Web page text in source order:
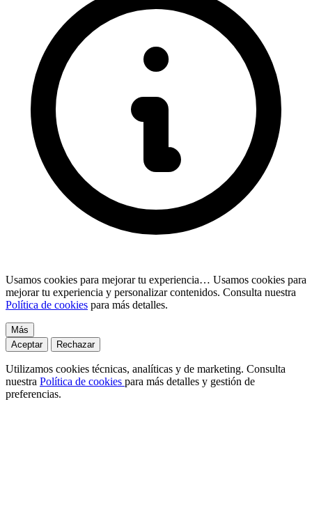
Usamos cookies para mejorar tu experiencia… Usamos cookies para
mejorar tu experiencia y personalizar contenidos. Consulta nuestra
Política de cookies para más detalles.
Más
Aceptar
Rechazar
Utilizamos cookies técnicas, analíticas y de marketing. Consulta
nuestra Política de cookies para más detalles y gestión de
preferencias.